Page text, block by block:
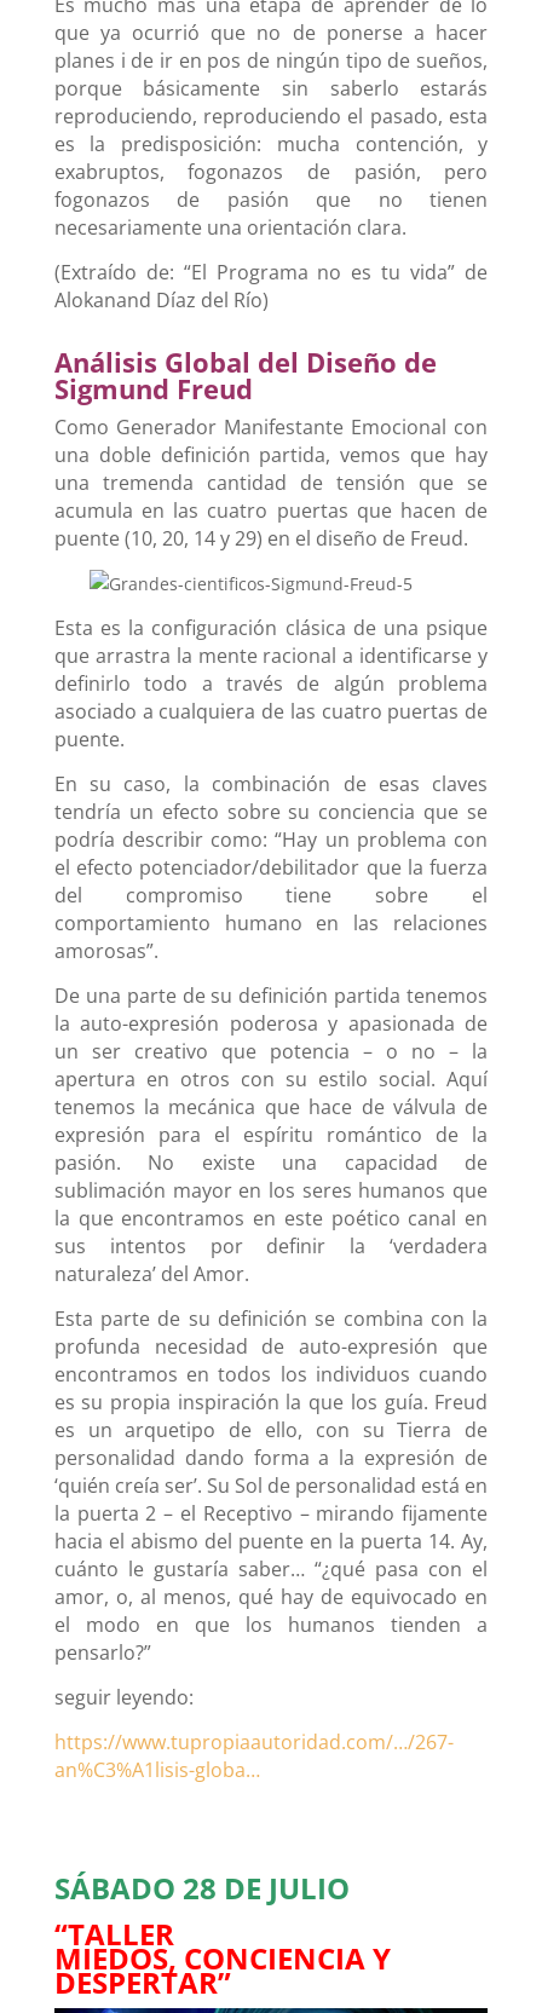
que ya ocurrió que no de ponerse a hacer
planes i de ir en pos de ningún tipo de sueños,
porque básicamente sin saberlo estarás
reproduciendo, reproduciendo el pasado, esta
es la predisposición: mucha contención, y
exabruptos, fogonazos de pasión, pero
fogonazos de pasión que no tienen
necesariamente una orientación clara.
(Extraído de: “El Programa no es tu vida” de
Alokanand Díaz del Río)
Análisis Global del Diseño de
Sigmund Freud
Como Generador Manifestante Emocional con
una doble definición partida, vemos que hay
una tremenda cantidad de tensión que se
acumula en las cuatro puertas que hacen de
puente (10, 20, 14 y 29) en el diseño de Freud.
Esta es la configuración clásica de una psique
que arrastra la mente racional a identificarse y
definirlo todo a través de algún problema
asociado a cualquiera de las cuatro puertas de
puente.
En su caso, la combinación de esas claves
tendría un efecto sobre su conciencia que se
podría describir como: “Hay un problema con
el efecto potenciador/debilitador que la fuerza
del compromiso tiene sobre el
comportamiento humano en las relaciones
amorosas”.
De una parte de su definición partida tenemos
la auto-expresión poderosa y apasionada de
un ser creativo que potencia – o no – la
apertura en otros con su estilo social. Aquí
tenemos la mecánica que hace de válvula de
expresión para el espíritu romántico de la
pasión. No existe una capacidad de
sublimación mayor en los seres humanos que
la que encontramos en este poético canal en
sus intentos por definir la ‘verdadera
naturaleza’ del Amor.
Esta parte de su definición se combina con la
profunda necesidad de auto-expresión que
encontramos en todos los individuos cuando
es su propia inspiración la que los guía. Freud
es un arquetipo de ello, con su Tierra de
personalidad dando forma a la expresión de
‘quién creía ser’. Su Sol de personalidad está en
la puerta 2 – el Receptivo – mirando fijamente
hacia el abismo del puente en la puerta 14. Ay,
cuánto le gustaría saber… “¿qué pasa con el
amor, o, al menos, qué hay de equivocado en
el modo en que los humanos tienden a
pensarlo?”
seguir leyendo:
https://www.tupropiaautoridad.com/…/267-
an%C3%A1lisis-globa…
SÁBADO 28 DE JULIO
“TALLER
MIEDOS, CONCIENCIA Y
DESPERTAR”